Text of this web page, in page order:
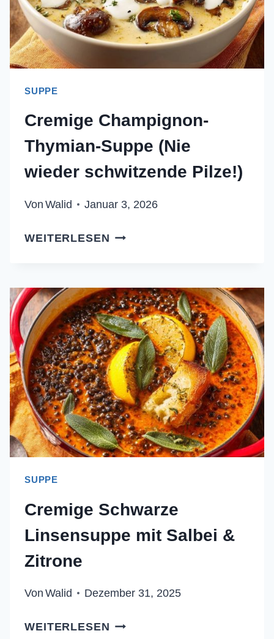
SUPPE
Cremige Champignon-
Thymian-Suppe (Nie
wieder schwitzende Pilze!)
Von Walid Januar 3, 2026
WEITERLESEN CREMIGE
SUPPE
(NIE
WIEDER
SCHWITZENDE
PILZE!)
SUPPE
Cremige Schwarze
Linsensuppe mit Salbei &
Zitrone
Von Walid Dezember 31, 2025
WEITERLESEN CREMIGE